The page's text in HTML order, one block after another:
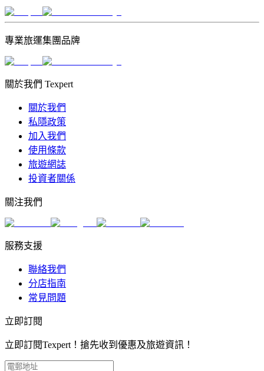
專業旅運集團品牌
關於我們 Texpert
關於我們
私隱政策
加入我們
使用條款
旅遊網誌
投資者關係
關注我們
服務支援
聯絡我們
分店指南
常見問題
立即訂閱
立即訂閱Texpert！搶先收到優惠及旅遊資訊！